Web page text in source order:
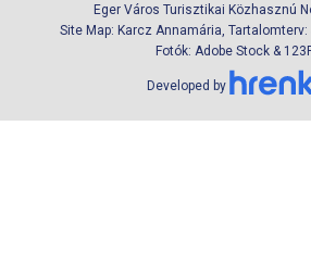
Eger Város Turisztikai Közhasznú
Site Map: Karcz Annamária,
Fotók: Adobe Stock &
Developed by